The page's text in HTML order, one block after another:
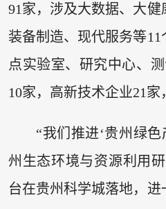
91家，涉及大数据、大健
装备制造、现代服务等
点实验室、研究中心、
10家，高新技术企业21家
“我们推进‘贵州绿
州生态环境与资源利用
台在贵州科学城落地，